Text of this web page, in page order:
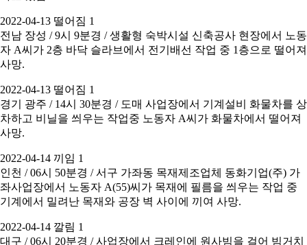
2022-04-13 떨어짐 1
전남 장성 / 9시 9분경 / 생활형 숙박시설 신축공사 현장에서 노동
자 A씨가 2층 바닥 슬라브에서 전기배선 작업 중 1층으로 떨어져
사망.
2022-04-13 떨어짐 1
경기 광주 / 14시 30분경 / 도매 사업장에서 기계설비 화물차를 상
차하고 비닐을 씌우는 작업중 노동자 A씨가 화물차에서 떨어져
사망.
2022-04-14 끼임 1
인천 / 06시 50분경 / 서구 가좌동 목재제조업체 동화기업(주) 가
좌사업장에서 노동자 A(55)씨가 목재에 필름을 씌우는 작업 중
기계에서 밀려난 목재와 공장 벽 사이에 끼여 사망.
2022-04-14 깔림 1
대구 / 06시 20분경 / 사업장에서 크레인에 원사빔을 걸어 빔거치